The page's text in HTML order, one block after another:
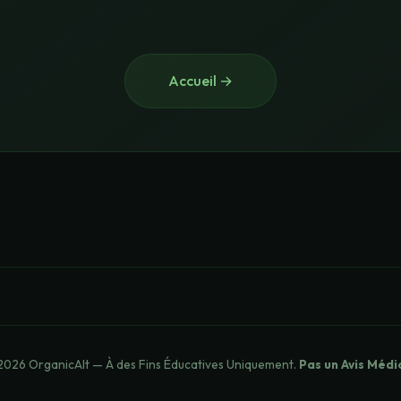
Accueil →
OrganicAlt — À des Fins Éducatives Uniquement. Pas un Avis